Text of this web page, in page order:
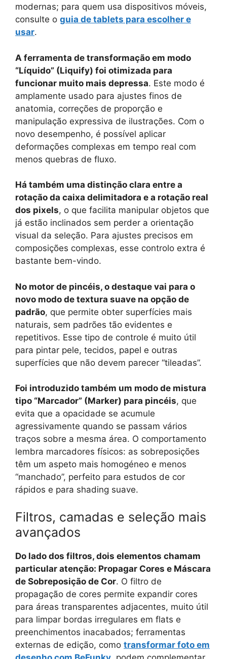
modernas; para quem usa dispositivos móveis,
consulte o guia de tablets para escolher e
usar.
A ferramenta de transformação em modo
“Líquido” (Liquify) foi otimizada para
funcionar muito mais depressa. Este modo é
amplamente usado para ajustes finos de
anatomia, correções de proporção e
manipulação expressiva de ilustrações. Com o
novo desempenho, é possível aplicar
deformações complexas em tempo real com
menos quebras de fluxo.
Há também uma distinção clara entre a
rotação da caixa delimitadora e a rotação real
dos pixels, o que facilita manipular objetos que
já estão inclinados sem perder a orientação
visual da seleção. Para ajustes precisos em
composições complexas, esse controlo extra é
bastante bem-vindo.
No motor de pincéis, o destaque vai para o
novo modo de textura suave na opção de
padrão, que permite obter superfícies mais
naturais, sem padrões tão evidentes e
repetitivos. Esse tipo de controle é muito útil
para pintar pele, tecidos, papel e outras
superfícies que não devem parecer “tileadas”.
Foi introduzido também um modo de mistura
tipo “Marcador” (Marker) para pincéis, que
evita que a opacidade se acumule
agressivamente quando se passam vários
traços sobre a mesma área. O comportamento
lembra marcadores físicos: as sobreposições
têm um aspeto mais homogéneo e menos
“manchado”, perfeito para estudos de cor
rápidos e para shading suave.
Filtros, camadas e seleção mais
avançados
Do lado dos filtros, dois elementos chamam
particular atenção: Propagar Cores e Máscara
de Sobreposição de Cor. O filtro de
propagação de cores permite expandir cores
para áreas transparentes adjacentes, muito útil
para limpar bordas irregulares em flats e
preenchimentos inacabados; ferramentas
externas de edição, como transformar foto em